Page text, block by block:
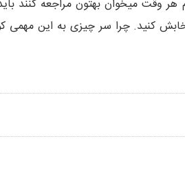
هر وقت میخوان بهتون مراجعه کنند
کنید. چرا سر چیزی به این مهمی